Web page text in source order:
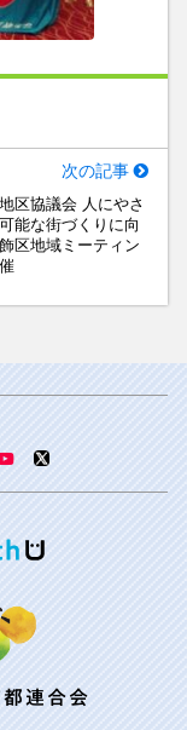
次の記事
区協議会 人にやさ
能な街づくりに向
区地域ミーティン
連合会